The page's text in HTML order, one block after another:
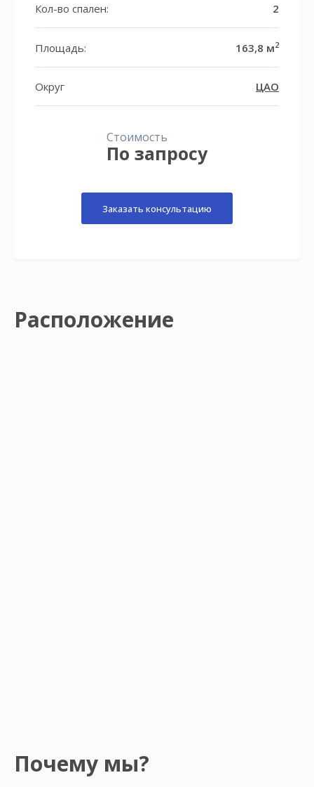
Кол-во спален: 2
Площадь: 163,8 м2
Округ ЦАО
Стоимость
По запросу
Заказать консультацию
Расположение
Почему мы?